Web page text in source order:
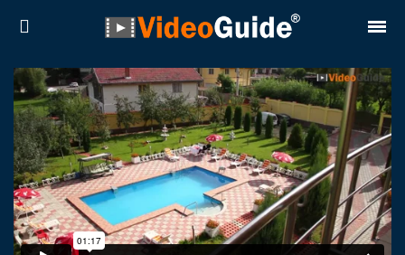
Locuri
Destinații
Prețuri
Contact
Despre noi